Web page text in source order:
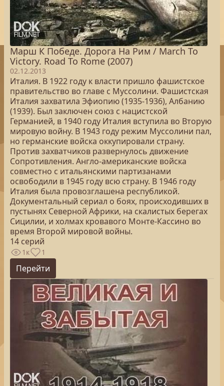
Марш К Победе. Дорога На Рим / March To
Victory. Road To Rome (2007)
02.12.2013
Италия. В 1922 году к власти пришло фашистское
правительство во главе с Муссолини. Фашистская
Италия захватила Эфиопию (1935-1936), Албанию
(1939). Был заключен союз с нацистской
Германией, в 1940 году Италия вступила во Вторую
мировую войну. В 1943 году режим Муссолини пал,
но германские войска оккупировали страну.
Против захватчиков развернулось движение
Сопротивления. Англо-американские войска
совместно с итальянскими партизанами
освободили в 1945 году всю страну. В 1946 году
Италия была провозглашена республикой.
Документальный сериал о боях, происходивших в
пустынях Северной Африки, на скалистых берегах
Сицилии, и холмах кровавого Монте-Кассино во
время Второй мировой войны.
14 серий
1к 1
Перейти